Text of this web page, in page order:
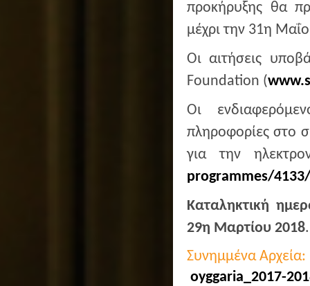
προκήρυξης θα
μέχρι την 31η
Οι αιτήσεις
Foundation (
Οι
πληροφορίες στο
για την
programmes/
Καταληκτική
29η Μαρτίου 2018.
Συνημμένα Αρχεία:
oyggaria_2017-